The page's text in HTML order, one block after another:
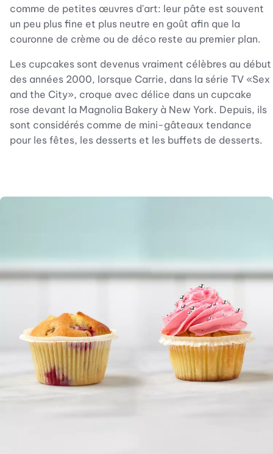
comme de petites œuvres d'art: leur pâte est souvent
un peu plus fine et plus neutre en goût afin que la
couronne de crème ou de déco reste au premier plan.
Les cupcakes sont devenus vraiment célèbres au début
des années 2000, lorsque Carrie, dans la série TV «Sex
and the City», croque avec délice dans un cupcake
rose devant la Magnolia Bakery à New York. Depuis, ils
sont considérés comme de mini-gâteaux tendance
pour les fêtes, les desserts et les buffets de desserts.